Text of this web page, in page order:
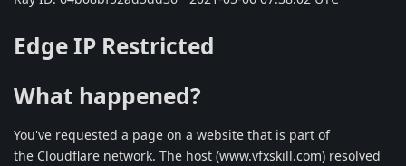
Edge IP Restricted
What happened?
You've requested a page on a website that is part of
the Cloudflare network. The host (www.vfxskill.com) resolved